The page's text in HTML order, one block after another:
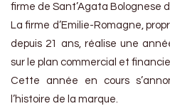
firme de Sant’Agata Bolognese
La firme d’Emilie-Romagne,
depuis 21 ans, réalise une
sur le plan commercial et
Cette année en cours
l’histoire de la marque.